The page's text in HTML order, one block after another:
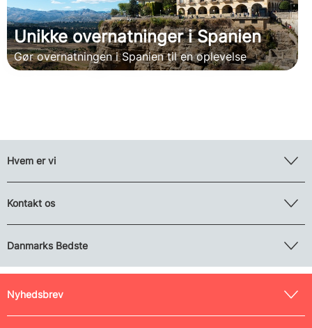
Unikke overnatninger i Spanien
Gør overnatningen i Spanien til en oplevelse
Hvem er vi
Kontakt os
Danmarks Bedste
Nyhedsbrev